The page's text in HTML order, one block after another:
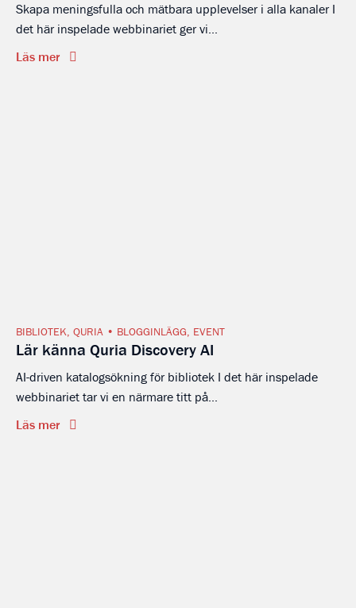
Skapa meningsfulla och mätbara upplevelser i alla kanaler I
det här inspelade webbinariet ger vi...
Läs mer
BIBLIOTEK, QURIA BLOGGINLÄGG, EVENT
Lär känna Quria Discovery AI
AI-driven katalogsökning för bibliotek I det här inspelade
webbinariet tar vi en närmare titt på...
Läs mer